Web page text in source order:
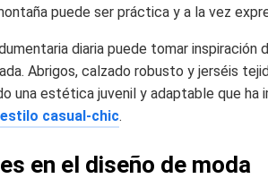
puede ser práctica y a la vez
diaria puede tomar inspiración
Abrigos, calzado robusto y jerséis
una estética juvenil y adaptable que ha
estilo casual-chic.
en el diseño de moda